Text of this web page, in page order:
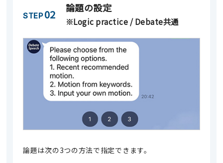
STEP 02 論題の設定
※Logic practice / Debate共通
論題は次の3つの方法で指定できます。